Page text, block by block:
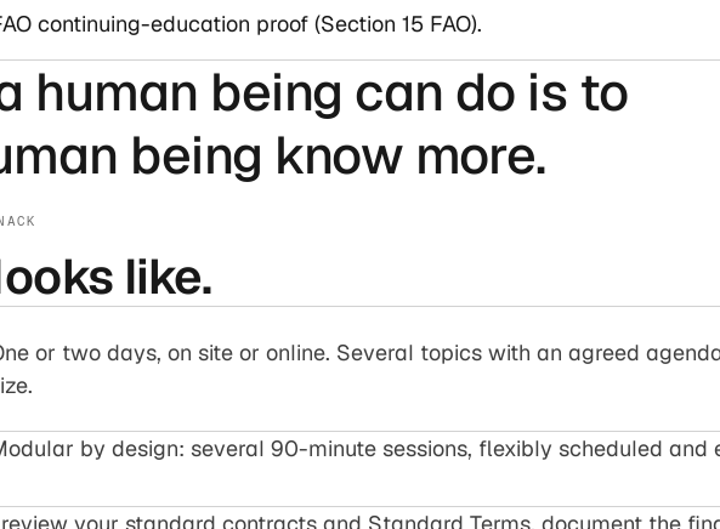
continuing-education proof (Section 15 FAO).
human being can do is to
being know more.
like.
or two days, on site or online. Several topics with an agreed
by design: several 90-minute sessions, flexibly scheduled
your standard contracts and Standard Terms, document the